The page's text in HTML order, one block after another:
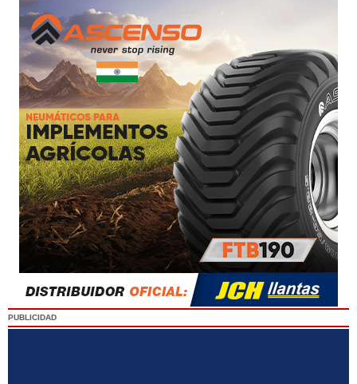
PUBLICIDAD